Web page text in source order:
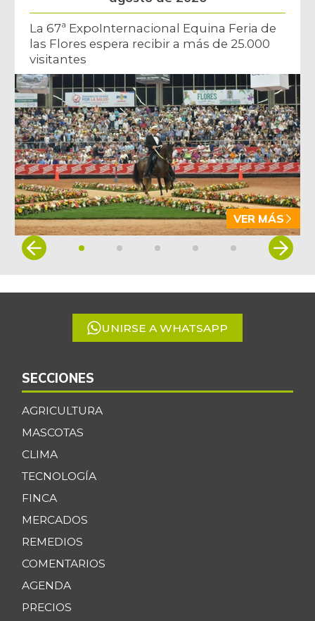
La 67ª ExpoInternacional Equina Feria de
las Flores espera recibir a más de 25.000
visitantes
VER MÁS
Item
5
UNIRSE A WHATSAPP
SECCIONES
AGRICULTURA
MASCOTAS
CLIMA
TECNOLOGÍA
FINCA
MERCADOS
REMEDIOS
COMENTARIOS
AGENDA
PRECIOS